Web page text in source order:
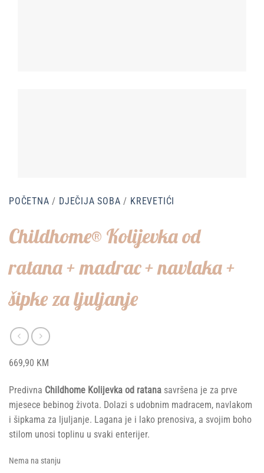
POČETNA / DJEČIJA SOBA / KREVETIĆI
Childhome® Kolijevka od
ratana + madrac + navlaka +
šipke za ljuljanje
669,90 KM
Predivna Childhome Kolijevka od ratana savršena je za prve
mjesece bebinog života. Dolazi s udobnim madracem, navlakom
i šipkama za ljuljanje. Lagana je i lako prenosiva, a svojim boho
stilom unosi toplinu u svaki enterijer.
Nema na stanju